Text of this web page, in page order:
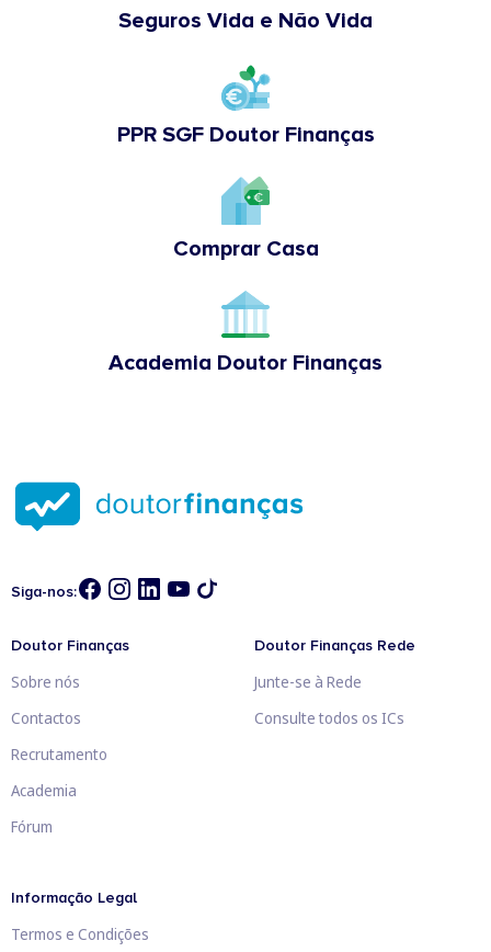
Seguros Vida e Não Vida
PPR SGF Doutor Finanças
Comprar Casa
Academia Doutor Finanças
Siga-nos:
Doutor Finanças
Sobre nós
Contactos
Recrutamento
Academia
Fórum
Doutor Finanças Rede
Junte-se à Rede
Consulte todos os ICs
Informação Legal
Termos e Condições